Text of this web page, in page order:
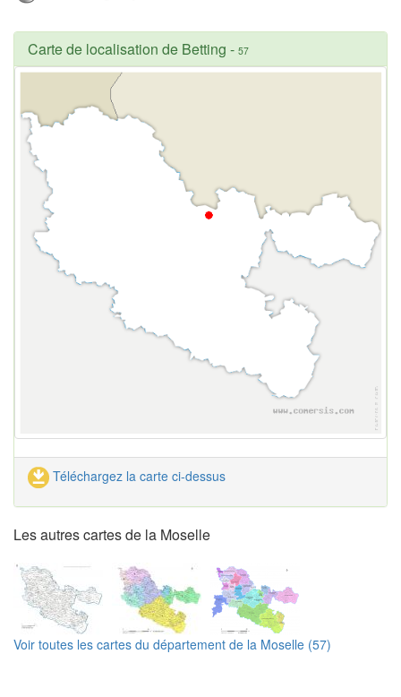
Carte de localisation de Betting - 57
Téléchargez la carte ci-dessus
Les autres cartes de la Moselle
Voir toutes les cartes du département de la Moselle (57)